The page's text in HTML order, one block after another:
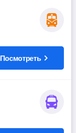
Посмотреть